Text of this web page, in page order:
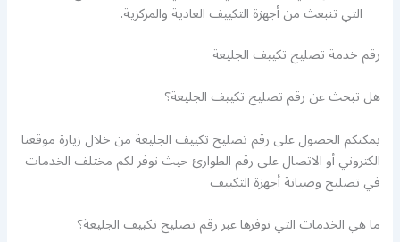
التي تنبعث من أجهزة التكييف العادية والمركزية.
رقم خدمة تصليح تكييف الجليعة
هل تبحث عن رقم تصليح تكييف الجليعة؟
يمكنكم الحصول على رقم تصليح تكييف الجليعة من خلال زيارة موقعنا
الكتروني أو الاتصال على رقم الطوارئ حيث نوفر لكم مختلف الخدمات
في تصليح وصيانة أجهزة التكييف
ما هي الخدمات التي نوفرها عبر رقم تصليح تكييف الجليعة؟